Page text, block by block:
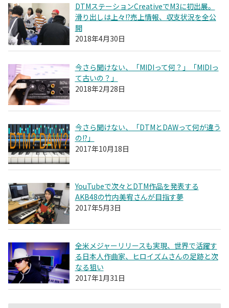
DTMステーションCreativeでM3に初出展。
滑り出しは上々!?売上情報、収支状況を全公
開
2018年4月30日
今さら聞けない、「MIDIって何？」「MIDIっ
て古いの？」
2018年2月28日
今さら聞けない、「DTMとDAWって何が違う
の!?」
2017年10月18日
YouTubeで次々とDTM作品を発表する
AKB48の竹内美宥さんが目指す夢
2017年5月3日
全米メジャーリリースも実現、世界で活躍す
る日本人作曲家、ヒロイズムさんの足跡と次
なる狙い
2017年1月31日